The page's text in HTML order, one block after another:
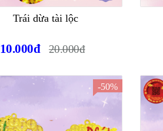
Trái dừa tài lộc
10.000đ 20.000đ
-50%